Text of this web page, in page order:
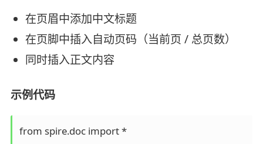
在页眉中添加中文标题
在页脚中插入自动页码（当前页 / 总页数）
同时插入正文内容
示例代码
from spire.doc import *